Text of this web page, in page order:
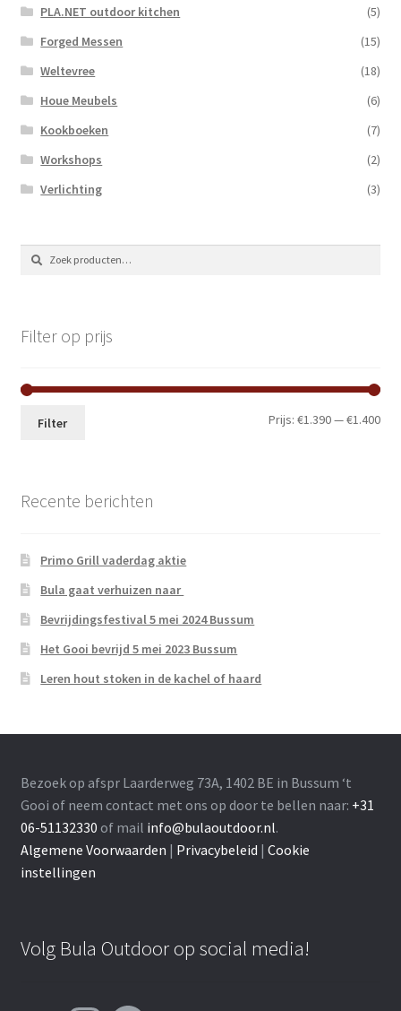
PLA.NET outdoor kitchen
(5)
Forged Messen
(15)
Weltevree
(18)
Houe Meubels
(6)
Kookboeken
(7)
Workshops
(2)
Verlichting
(3)
Zoeken
naar:
Zoeken
Filter op prijs
Min.
Filter Prijs:€1.390—€1.400
Recente berichten
Primo Grill vaderdag aktie
Bula gaat verhuizen naar
Bevrijdingsfestival 5 mei 2024 Bussum
Het Gooi bevrijd 5 mei 2023 Bussum
Leren hout stoken in de kachel of haard
Bezoek op afspr Laarderweg 73A, 1402 BE in Bussum ‘t
Gooi of neem contact met ons op door te bellen naar: +31
06-51132330 of mail info@bulaoutdoor.nl.
Algemene Voorwaarden | Privacybeleid | Cookie
instellingen
Volg Bula Outdoor op social media!